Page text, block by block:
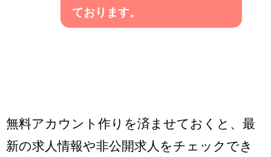
ております。
無料アカウント作りを済ませておくと、最
新の求人情報や非公開求人をチェックでき